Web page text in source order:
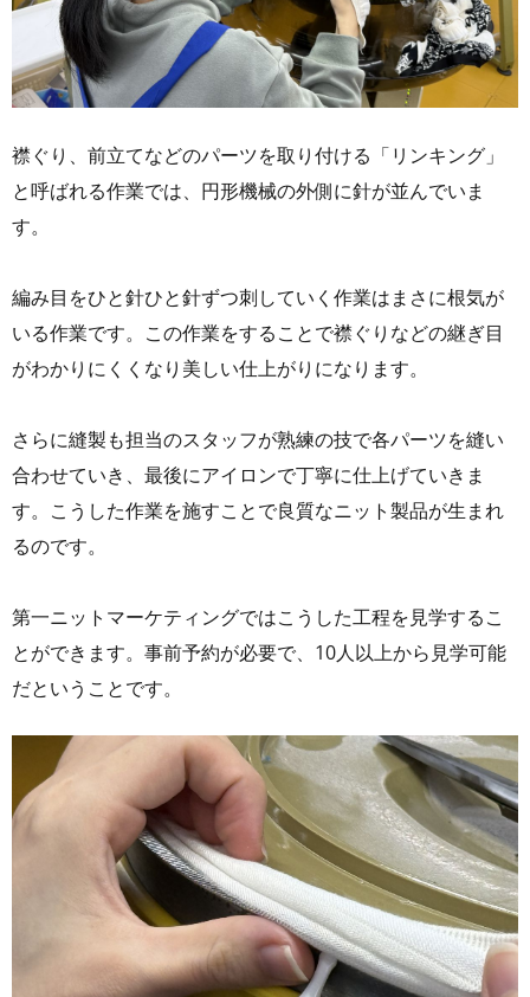
襟ぐり、前立てなどのパーツを取り付ける「リンキング」
と呼ばれる作業では、円形機械の外側に針が並んでいま
す。
編み目をひと針ひと針ずつ刺していく作業はまさに根気が
いる作業です。この作業をすることで襟ぐりなどの継ぎ目
がわかりにくくなり美しい仕上がりになります。
さらに縫製も担当のスタッフが熟練の技で各パーツを縫い
合わせていき、最後にアイロンで丁寧に仕上げていきま
す。こうした作業を施すことで良質なニット製品が生まれ
るのです。
第一ニットマーケティングではこうした工程を見学するこ
とができます。事前予約が必要で、10人以上から見学可能
だということです。